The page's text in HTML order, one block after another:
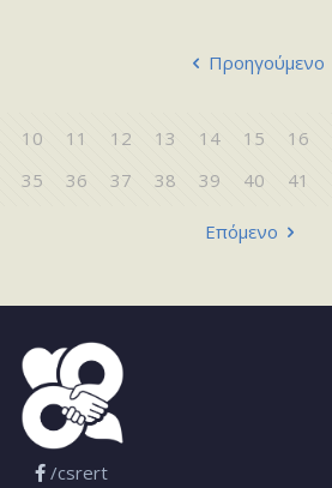
Προηγούμενο
10 11 12 13 14 15 16
35 36 37 38 39 40 41
Επόμενο
/csrert